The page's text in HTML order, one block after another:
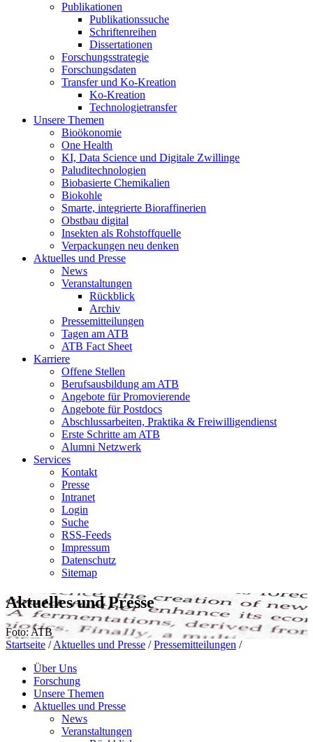
Publikationen
Publikationssuche
Schriftenreihen
Dissertationen
Forschungsstrategie
Forschungsdaten
Transfer und Ko-Kreation
Ko-Kreation
Technologietransfer
Unsere Themen
Bioökonomie
One Health
KI, Data Science und Digitale Zwillinge
Paluditechnologien
Biobasierte Chemikalien
Biokohle
Smarte, integrierte Bioraffinerien
Obstbau digital
Insekten als Rohstoffquelle
Verpackungen neu denken
Aktuelles und Presse
News
Veranstaltungen
Rückblick
Archiv
Pressemitteilungen
Tagen am ATB
ATB Fact Sheet
Karriere
Offene Stellen
Berufsausbildung am ATB
Angebote für Promovierende
Angebote für Postdocs
Abschlussarbeiten, Praktika & Freiwilligendienst
Erste Schritte am ATB
Alumni Netzwerk
Services
Kontakt
Presse
Intranet
Login
Suche
RSS-Feeds
Impressum
Datenschutz
Sitemap
Aktuelles und Presse
Foto: ATB
Startseite / Aktuelles und Presse / Pressemitteilungen /
Über Uns
Forschung
Unsere Themen
Aktuelles und Presse
News
Veranstaltungen